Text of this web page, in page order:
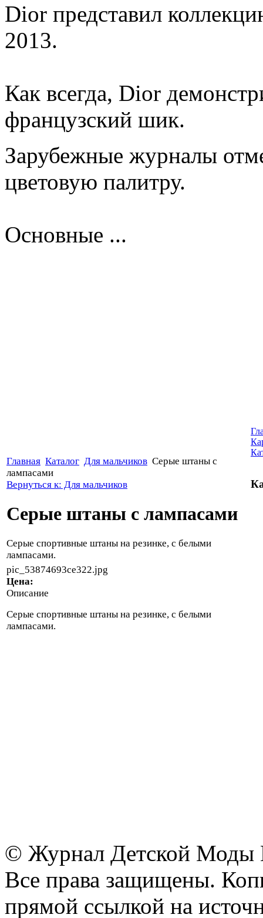
Dior представил
2013.
Как всегда, Dior
французский шик.
Зарубежные журналы
цветовую палитру.
Основные ...
Главная Каталог Для мальчиков Серые штаны с
лампасами
Вернуться к: Для мальчиков
Серые штаны с лампасами
Серые спортивные штаны на резинке, с белыми
лампасами.
pic_53874693ce322.jpg
Цена:
Описание
Серые спортивные штаны на резинке, с белыми
лампасами.
© Журнал Детской Моды
Все права защищены.
прямой ссылкой на